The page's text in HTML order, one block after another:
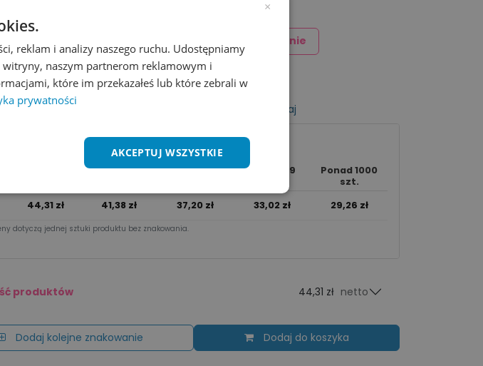
Dodaj do koszyka Dodaj znakowanie
na maila
kolory Porównaj
sztu​kę zależy od nakładu:
250 - 999
Ponad 1000
szt.
44,31zł 41,38 zł 37,20 zł 33,02 zł 29,26 zł
dotyczą jednej sztuki produktu bez znakowania.​
produktów 44,31 zł netto
Dodaj kolejne znakowanie Dodaj do koszyka
×
reklam i analizy naszego ruchu. Udostępniamy
naszym partnerom reklamowym i
które im przekazałeś lub które zebrali w
prywatności
AKCEPTUJ WSZYSTKIE